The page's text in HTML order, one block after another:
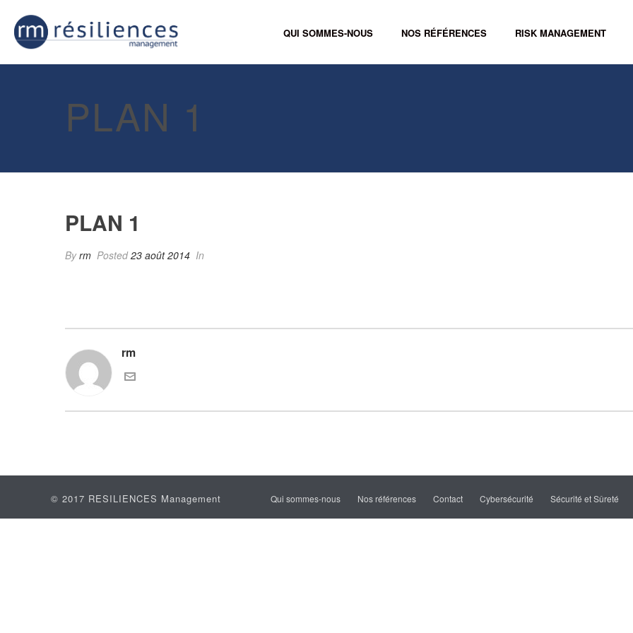
QUI SOMMES-NOUS NOS RÉFÉRENCES RISK MANAGEMENT
PLAN 1
PLAN 1
Byrm Posted23 août 2014 In
rm
© 2017 RESILIENCES Management Qui sommes-nous Nos références Contact Cybersécurité Sécurité et Sûreté